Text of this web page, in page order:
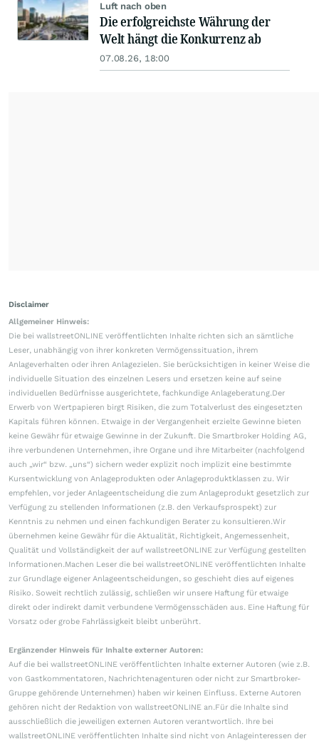
Luft nach oben
Die erfolgreichste Währung der
Welt hängt die Konkurrenz ab
07.08.26, 18:00
Disclaimer
Allgemeiner Hinweis:
Die bei wallstreetONLINE veröffentlichten Inhalte richten sich an sämtliche
Leser, unabhängig von ihrer konkreten Vermögenssituation, ihrem
Anlageverhalten oder ihren Anlagezielen. Sie berücksichtigen in keiner Weise die
individuelle Situation des einzelnen Lesers und ersetzen keine auf seine
individuellen Bedürfnisse ausgerichtete, fachkundige Anlageberatung.Der
Erwerb von Wertpapieren birgt Risiken, die zum Totalverlust des eingesetzten
Kapitals führen können. Etwaige in der Vergangenheit erzielte Gewinne bieten
keine Gewähr für etwaige Gewinne in der Zukunft. Die Smartbroker Holding AG,
ihre verbundenen Unternehmen, ihre Organe und ihre Mitarbeiter (nachfolgend
auch „wir“ bzw. „uns“) sichern weder explizit noch implizit eine bestimmte
Kursentwicklung von Anlageprodukten oder Anlageproduktklassen zu. Wir
empfehlen, vor jeder Anlageentscheidung die zum Anlageprodukt gesetzlich zur
Verfügung zu stellenden Informationen (z.B. den Verkaufsprospekt) zur
Kenntnis zu nehmen und einen fachkundigen Berater zu konsultieren.Wir
übernehmen keine Gewähr für die Aktualität, Richtigkeit, Angemessenheit,
Qualität und Vollständigkeit der auf wallstreetONLINE zur Verfügung gestellten
Informationen.Machen Leser die bei wallstreetONLINE veröffentlichten Inhalte
zur Grundlage eigener Anlageentscheidungen, so geschieht dies auf eigenes
Risiko. Soweit rechtlich zulässig, schließen wir unsere Haftung für etwaige
direkt oder indirekt damit verbundene Vermögensschäden aus. Eine Haftung für
Vorsatz oder grobe Fahrlässigkeit bleibt unberührt.
Ergänzender Hinweis für Inhalte externer Autoren:
Auf die bei wallstreetONLINE veröffentlichten Inhalte externer Autoren (wie z.B.
von Gastkommentatoren, Nachrichtenagenturen oder nicht zur Smartbroker-
Gruppe gehörende Unternehmen) haben wir keinen Einfluss. Externe Autoren
gehören nicht der Redaktion von wallstreetONLINE an.Für die Inhalte sind
ausschließlich die jeweiligen externen Autoren verantwortlich. Ihre bei
wallstreetONLINE veröffentlichten Inhalte sind nicht von Anlageinteressen der